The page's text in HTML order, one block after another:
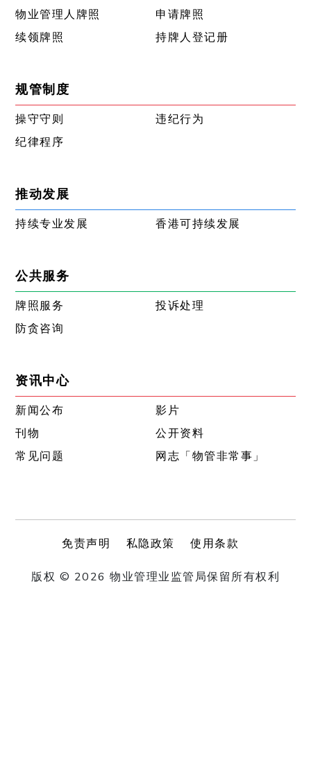
物业管理人牌照
申请牌照
续领牌照
持牌人登记册
规管制度
操守守则
违纪行为
纪律程序
推动发展
持续专业发展 香港可持续发展
公共服务
牌照服务
投诉处理
防贪咨询
资讯中心
新闻公布
影片
刊物
公开资料
常见问题
网志「物管非常事」
免责声明 私隐政策 使用条款
版权 © 2026 物业管理业监管局保留所有权利